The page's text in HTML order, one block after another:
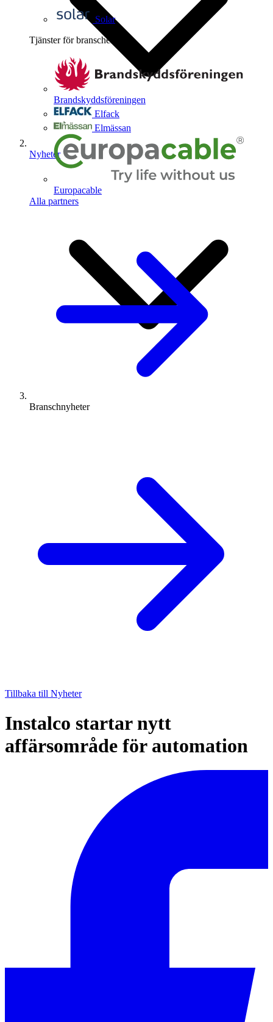
Solar
Tjänster för branschen
Brandskyddsföreningen
Elfack
Elmässan
Europacable
Alla partners
Nyheter
Branschnyheter
Tillbaka till Nyheter
Instalco startar nytt
affärsområde för automation